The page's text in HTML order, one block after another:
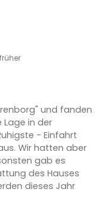
und fanden
Lage in der
- Einfahrt
Wir hatten aber
gab es
des Hauses
dieses Jahr